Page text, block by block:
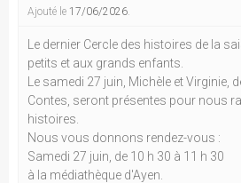
Ajouté le 17/06/2026.
Le dernier Cercle des histoires de la
petits et aux grands enfants.
Le samedi 27 juin, Michèle et Virginie,
Contes, seront présentes pour nous
histoires.
Nous vous donnons rendez-vous :
Samedi 27 juin, de 10 h 30 à 11 h 30
à la médiathèque d'Ayen.